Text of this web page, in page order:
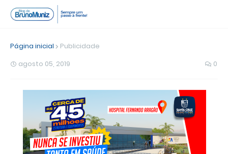
Página inicial
Publicidade
agosto 05, 2019
0